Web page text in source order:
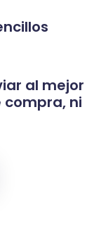
al mejor
compra, ni